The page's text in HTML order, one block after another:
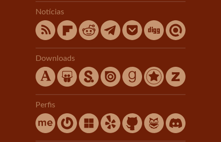
Notícias
Downloads
Perfis